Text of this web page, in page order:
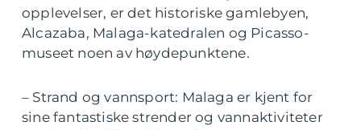
opplevelser, er det historiske gamlebyen,
Alcazaba, Malaga-katedralen og Picasso-
museet noen av høydepunktene.
– Strand og vannsport: Malaga er kjent for
sine fantastiske strender og vannaktiviteter